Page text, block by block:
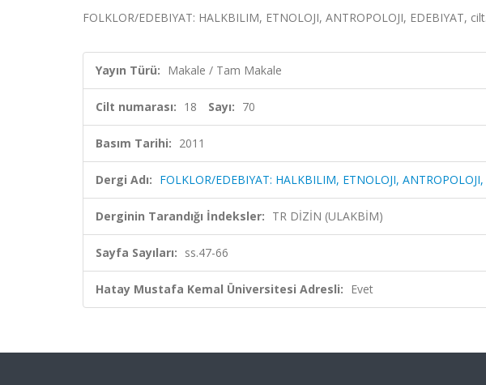
FOLKLOR/EDEBIYAT: HALKBILIM, ETNOLOJI, ANTROPOLOJI, EDEBIYAT,
Yayın Türü: Makale / Tam Makale
Cilt numarası: 18 Sayı: 70
Basım Tarihi: 2011
Dergi Adı: FOLKLOR/EDEBIYAT: HALKBILIM, ETNOLOJI,
Derginin Tarandığı İndeksler: TR DİZİN (ULAKBİM)
Sayfa Sayıları: ss.47-66
Hatay Mustafa Kemal Üniversitesi Adresli: Evet